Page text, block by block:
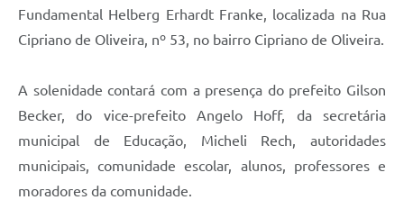
Fundamental Helberg Erhardt Franke, localizada na Rua
Cipriano de Oliveira, nº 53, no bairro Cipriano de Oliveira.
A solenidade contará com a presença do prefeito Gilson
Becker, do vice-prefeito Angelo Hoff, da secretária
municipal de Educação, Micheli Rech, autoridades
municipais, comunidade escolar, alunos, professores e
moradores da comunidade.